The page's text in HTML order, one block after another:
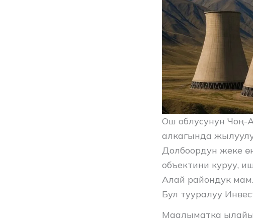
Ош облусунун Чоң-
алкагында
Долбоордун жеке
объектини куруу,
Алай райондук
Бул тууралуу
Маалыматка